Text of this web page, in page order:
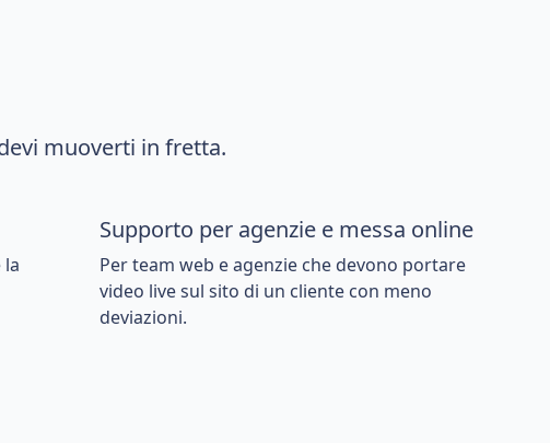
muoverti in fretta.
la
Supporto per agenzie e messa online
Per team web e agenzie che devono portare
video live sul sito di un cliente con meno
deviazioni.